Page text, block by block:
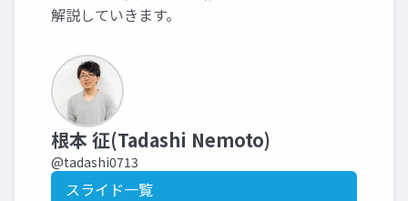
解説していきます。
根本 征(Tadashi Nemoto)
@tadashi0713
スライド一覧